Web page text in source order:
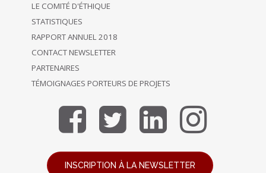
LE COMITÉ D'ÉTHIQUE
STATISTIQUES
RAPPORT ANNUEL 2018
CONTACT NEWSLETTER
PARTENAIRES
TÉMOIGNAGES PORTEURS DE PROJETS
INSCRIPTION À LA NEWSLETTER